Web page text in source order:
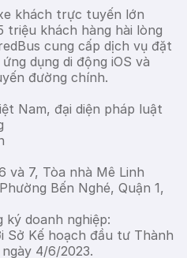
khách trực tuyến lớn
triệu khách hàng hài lòng
cung cấp dịch vụ đặt
dụng di động iOS và
đường chính.
Nam, đại diện pháp luật
và 7, Tòa nhà Mê Linh
Bến Nghé, Quận 1,
ký doanh nghiệp:
Sở Kế hoạch đầu tư Thành
4/6/2023.